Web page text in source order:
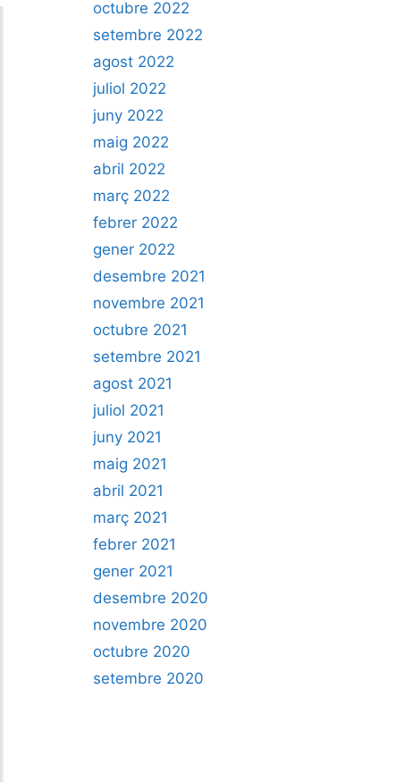
octubre 2022
setembre 2022
agost 2022
juliol 2022
juny 2022
maig 2022
abril 2022
març 2022
febrer 2022
gener 2022
desembre 2021
novembre 2021
octubre 2021
setembre 2021
agost 2021
juliol 2021
juny 2021
maig 2021
abril 2021
març 2021
febrer 2021
gener 2021
desembre 2020
novembre 2020
octubre 2020
setembre 2020